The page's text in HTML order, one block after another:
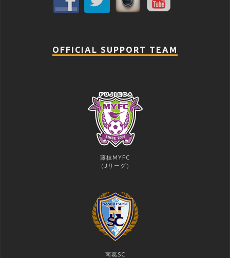
OFFICIAL SUPPORT TEAM
藤枝MYFC
（Jリーグ）
南葛SC